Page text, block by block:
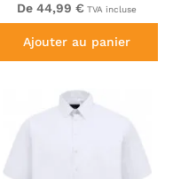
De 44,99 € TVA incluse
Ajouter au panier